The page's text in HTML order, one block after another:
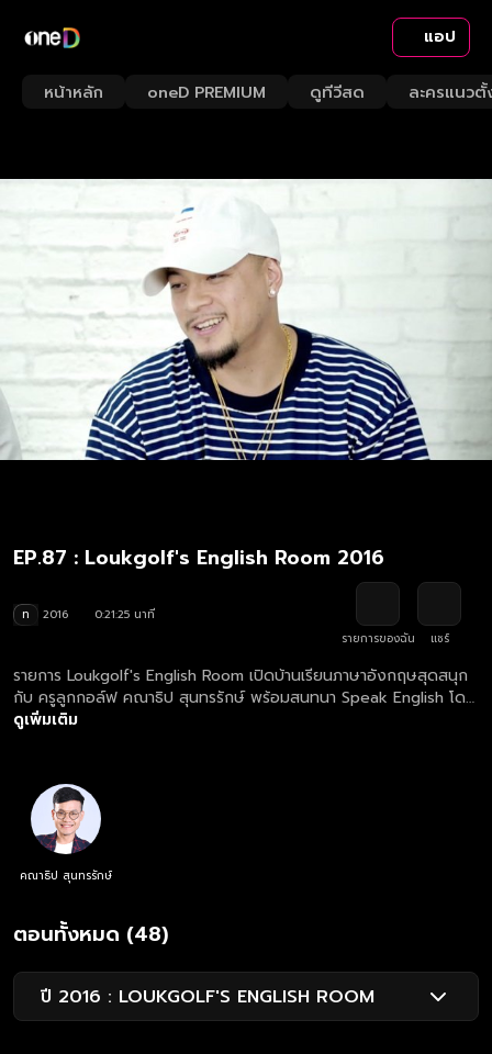
แอป
หน้าหลัก oneD PREMIUM ดูทีวีสด ละครแนวตั้
EP.87 : Loukgolf's English Room 2016
ท 2016
0:21:25 นาที
รายการของฉัน
แชร์
รายการ Loukgolf's English Room เปิดบ้านเรียนภาษาอังกฤษสุดสนุก
กับ ครูลูกกอล์ฟ คณาธิป สุนทรรักษ์ พร้อมสนทนา Speak English โดย
เจอกับภารกิจคำศัพท์และการแต่งประโยคสุดฮากัน
ดูเพิ่มเติม
คณาธิป สุนทรรักษ์
ตอนทั้งหมด (48)
ปี 2016 : LOUKGOLF'S ENGLISH ROOM